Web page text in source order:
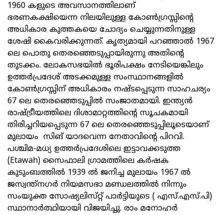
1960 കളുടെ അവസാനത്തിലാണ്‌
ഭരണകക്ഷിയെന്ന നിലയിലുള്ള കോണ്‍ഗ്രസ്സിന്റെ
അധികാര കുത്തകയെ ചോദ്യം ചെയ്യുന്നതിനുള്ള
ശേഷി കൈവരിക്കുന്നത്‌. കൃത്യമായി പറഞ്ഞാല്‍ 1967
ലെ പൊതു തെരഞ്ഞെടുപ്പായിരുന്നു അതിന്റെ
തുടക്കം. ലോകസഭയില്‍ ഭൂരിപക്ഷം നേടിയെങ്കിലും
ഉത്തര്‍പ്രദേശ്‌ അടക്കമുള്ള സംസ്ഥാനങ്ങളില്‍
കോണ്‍ഗ്രസ്സിന്‌ അധികാരം നഷ്ടപ്പെടുന്ന സാഹചര്യം
67 ലെ തെരഞ്ഞെടുപ്പില്‍ സംജാതമായി. ഇന്ത്യന്‍
രാഷ്ട്രീയത്തിലെ ദിശാമാറ്റത്തിന്റെ സൂചകമായി
തിരിച്ചറിയപ്പെടുന്ന 67 ലെ തെരഞ്ഞെടുപ്പിലൂടെയാണ്‌
മുലായം സിങ് യാദവെന്ന നേതാവിന്റെ പിറവി.
പശ്ചിമ-മധ്യ ഉത്തര്‍പ്രദേശിലെ ഇട്ടാവക്കടുത്ത
(Etawah) സൈഫാലി ഗ്രാമത്തിലെ കര്‍ഷക
കുടുംബത്തില്‍ 1939 ല്‍ ജനിച്ച മുലായം 1967 ല്‍
ജസ്വന്ത്‌നഗര്‍ നിയമസഭാ മണ്ഡലത്തില്‍ നിന്നും
സംയുക്ത സോഷ്യലിസ്‌റ്റ്‌ പാര്‍ട്ടിയുടെ ( എസ്.എസ്.പി)
സ്ഥാനാര്‍ത്ഥിയായി വിജയിച്ചു. രാം മനോഹര്‍